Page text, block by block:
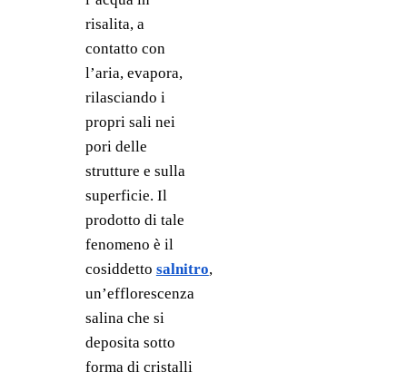
risalita, a
contatto con
l’aria, evapora,
rilasciando i
propri sali nei
pori delle
strutture e sulla
superficie. Il
prodotto di tale
fenomeno è il
cosiddetto salnitro,
un’efflorescenza
salina che si
deposita sotto
forma di cristalli